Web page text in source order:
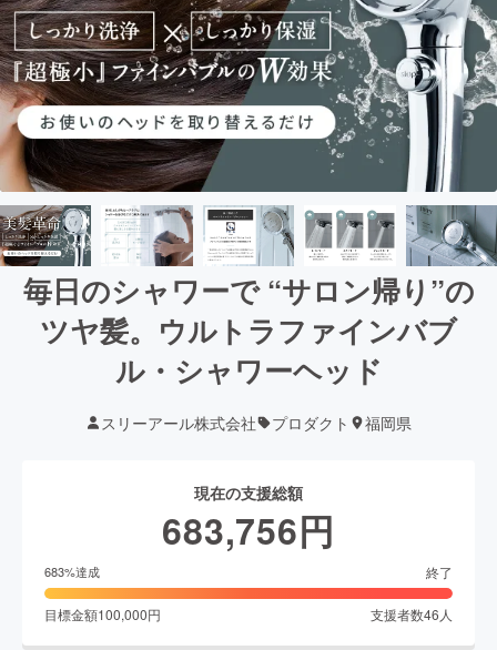
毎日のシャワーで “サロン帰り”の
ツヤ髪。ウルトラファインバブ
ル・シャワーヘッド
スリーアール株式会社 プロダクト 福岡県
現在の支援総額
683,756円
683%達成 終了
目標金額100,000円 支援者数46 人